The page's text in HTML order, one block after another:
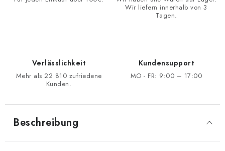
Wir liefern innerhalb von 3
Tagen.
Verlässlichkeit
Mehr als 22 810 zufriedene
Kunden.
Kundensupport
MO - FR: 9:00 – 17:00
Beschreibung